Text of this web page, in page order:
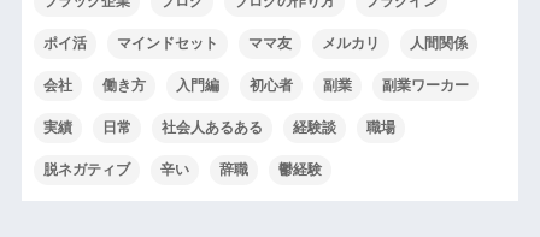
ポイ活 マインドセット ママ友 メルカリ 人間関係
会社 働き方 入門編 初心者 副業 副業ワーカー
実績 日常 社会人あるある 経験談 職場
脱ネガティブ 辛い 辞職 鬱経験